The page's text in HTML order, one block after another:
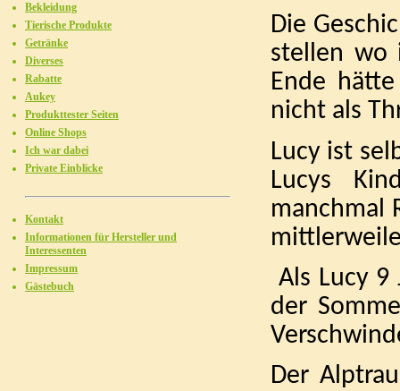
Die
stellen wo
Ende
nicht als
Lucy ist
Lucys
manchmal
Als Lucy
der
Der
Bekleidung
Tierische Produkte
Getränke
Diverses
Rabatte
Aukey
Produkttester Seiten
Online Shops
Ich war dabei
Private Einblicke
Kontakt
Informationen für Hersteller und
Interessenten
Impressum
Gästebuch